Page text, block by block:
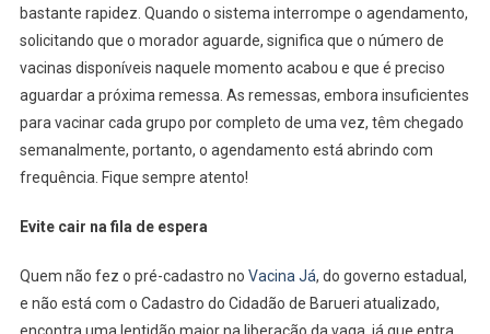
bastante rapidez. Quando o sistema interrompe o agendamento,
solicitando que o morador aguarde, significa que o número de
vacinas disponíveis naquele momento acabou e que é preciso
aguardar a próxima remessa. As remessas, embora insuficientes
para vacinar cada grupo por completo de uma vez, têm chegado
semanalmente, portanto, o agendamento está abrindo com
frequência. Fique sempre atento!
Evite cair na fila de espera
Quem não fez o pré-cadastro no Vacina Já, do governo estadual,
e não está com o Cadastro do Cidadão de Barueri atualizado,
encontra uma lentidão maior na liberação da vaga, já que entra